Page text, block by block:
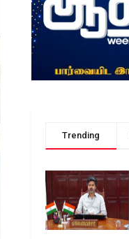
Trending